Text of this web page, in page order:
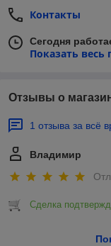
Контакты
Сегодня
Показать весь
Отзывы о
1 отзыва за всё
Владимир
Сделка